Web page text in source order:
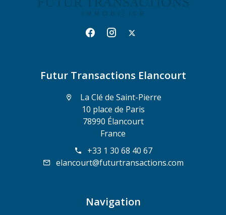
Futur Transactions Elancourt
La Clé de Saint-Pierre
10 place de Paris
78990 Élancourt
France
+33 1 30 68 40 67
elancourt@futurtransactions.com
Navigation